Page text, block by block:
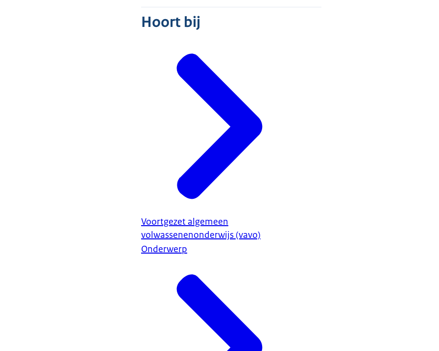
Hoort bij
Voortgezet algemeen
volwassenenonderwijs (vavo)
Onderwerp